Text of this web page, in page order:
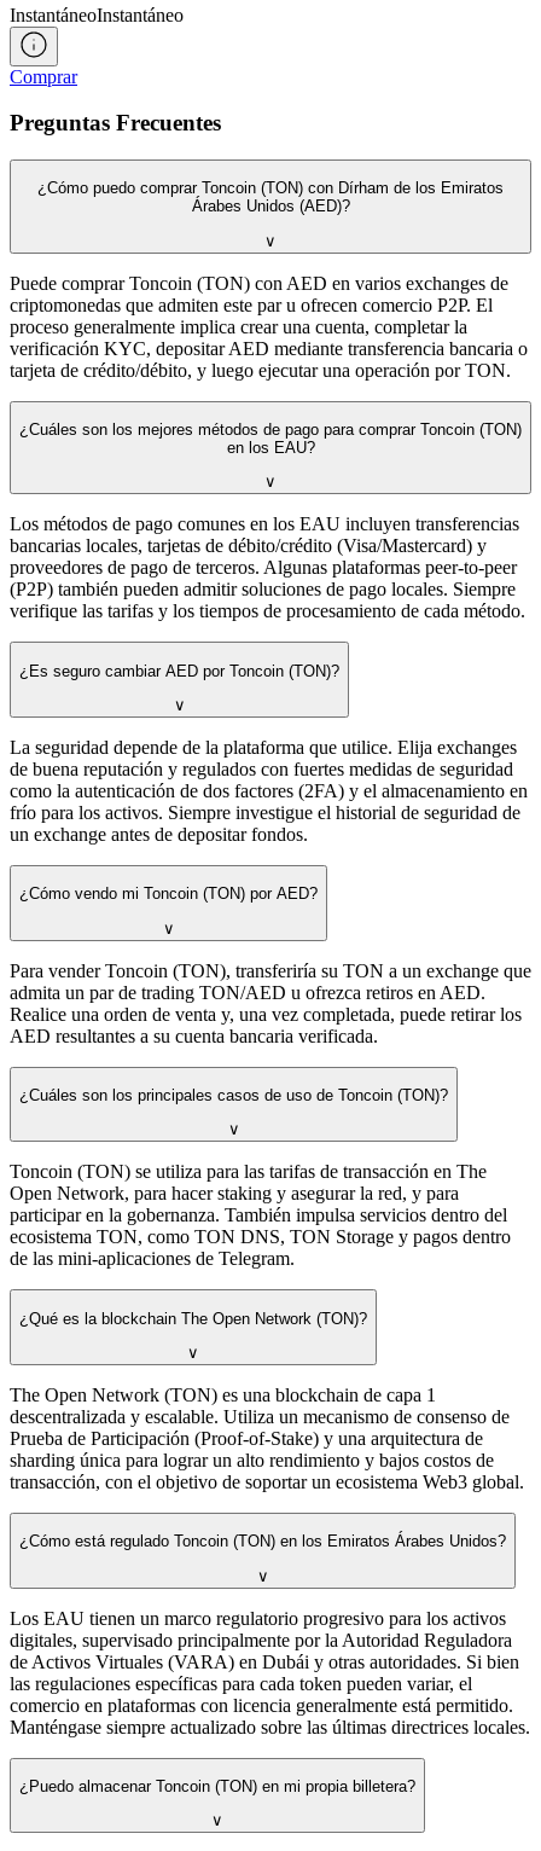
InstantáneoInstantáneo
Comprar
Preguntas Frecuentes
¿Cómo puedo comprar Toncoin (TON) con Dírham de los Emiratos
Árabes Unidos (AED)?
∨
Puede comprar Toncoin (TON) con AED en varios exchanges de
criptomonedas que admiten este par u ofrecen comercio P2P. El
proceso generalmente implica crear una cuenta, completar la
verificación KYC, depositar AED mediante transferencia bancaria o
tarjeta de crédito/débito, y luego ejecutar una operación por TON.
¿Cuáles son los mejores métodos de pago para comprar Toncoin (TON)
en los EAU?
∨
Los métodos de pago comunes en los EAU incluyen transferencias
bancarias locales, tarjetas de débito/crédito (Visa/Mastercard) y
proveedores de pago de terceros. Algunas plataformas peer-to-peer
(P2P) también pueden admitir soluciones de pago locales. Siempre
verifique las tarifas y los tiempos de procesamiento de cada método.
¿Es seguro cambiar AED por Toncoin (TON)?
∨
La seguridad depende de la plataforma que utilice. Elija exchanges
de buena reputación y regulados con fuertes medidas de seguridad
como la autenticación de dos factores (2FA) y el almacenamiento en
frío para los activos. Siempre investigue el historial de seguridad de
un exchange antes de depositar fondos.
¿Cómo vendo mi Toncoin (TON) por AED?
∨
Para vender Toncoin (TON), transferiría su TON a un exchange que
admita un par de trading TON/AED u ofrezca retiros en AED.
Realice una orden de venta y, una vez completada, puede retirar los
AED resultantes a su cuenta bancaria verificada.
¿Cuáles son los principales casos de uso de Toncoin (TON)?
∨
Toncoin (TON) se utiliza para las tarifas de transacción en The
Open Network, para hacer staking y asegurar la red, y para
participar en la gobernanza. También impulsa servicios dentro del
ecosistema TON, como TON DNS, TON Storage y pagos dentro
de las mini-aplicaciones de Telegram.
¿Qué es la blockchain The Open Network (TON)?
∨
The Open Network (TON) es una blockchain de capa 1
descentralizada y escalable. Utiliza un mecanismo de consenso de
Prueba de Participación (Proof-of-Stake) y una arquitectura de
sharding única para lograr un alto rendimiento y bajos costos de
transacción, con el objetivo de soportar un ecosistema Web3 global.
¿Cómo está regulado Toncoin (TON) en los Emiratos Árabes Unidos?
∨
Los EAU tienen un marco regulatorio progresivo para los activos
digitales, supervisado principalmente por la Autoridad Reguladora
de Activos Virtuales (VARA) en Dubái y otras autoridades. Si bien
las regulaciones específicas para cada token pueden variar, el
comercio en plataformas con licencia generalmente está permitido.
Manténgase siempre actualizado sobre las últimas directrices locales.
¿Puedo almacenar Toncoin (TON) en mi propia billetera?
∨